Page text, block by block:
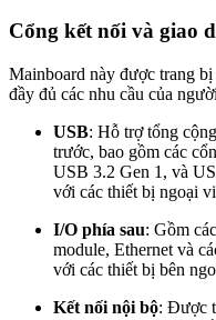
Cổng kết nối và giao
Mainboard này được trang
đầy đủ các nhu cầu của
USB: Hỗ trợ tổng
trước, bao gồm các
USB 3.2 Gen 1, và
với các thiết bị ngoại
I/O phía sau: Gồm
module, Ethernet và
với các thiết bị bên
Kết nối nội bộ: Được